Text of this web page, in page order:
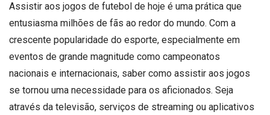
Assistir aos jogos de futebol de hoje é uma prática que
entusiasma milhões de fãs ao redor do mundo. Com a
crescente popularidade do esporte, especialmente em
eventos de grande magnitude como campeonatos
nacionais e internacionais, saber como assistir aos jogos
se tornou uma necessidade para os aficionados. Seja
através da televisão, serviços de streaming ou aplicativos